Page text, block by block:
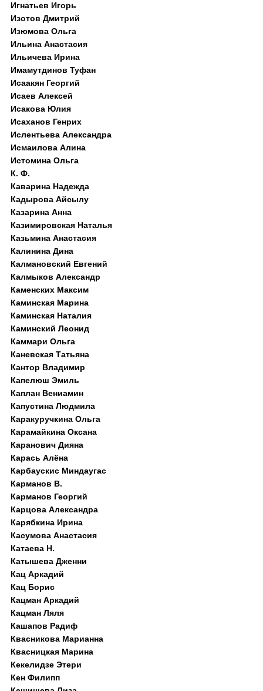
Игнатьев Игорь
Изотов Дмитрий
Изюмова Ольга
Ильина Анастасия
Ильичева Ирина
Имамутдинов Туфан
Исаакян Георгий
Исаев Алексей
Исакова Юлия
Исаханов Генрих
Ислентьева Александра
Исмаилова Алина
Истомина Ольга
К. Ф.
Каварина Надежда
Кадырова Айсылу
Казарина Анна
Казимировская Наталья
Казьмина Анастасия
Калинина Дина
Калмановский Евгений
Калмыков Александр
Каменских Максим
Каминская Марина
Каминская Наталия
Каминский Леонид
Каммари Ольга
Каневская Татьяна
Кантор Владимир
Капелюш Эмиль
Каплан Вениамин
Капустина Людмила
Каракуручкина Ольга
Карамайкина Оксана
Каранович Дияна
Карась Алёна
Карбаускис Миндаугас
Карманов В.
Карманов Георгий
Карцова Александра
Карябкина Ирина
Касумова Анастасия
Катаева Н.
Катышева Дженни
Кац Аркадий
Кац Борис
Кацман Аркадий
Кацман Ляля
Кашапов Радиф
Квасникова Марианна
Квасницкая Марина
Кекелидзе Этери
Кен Филипп